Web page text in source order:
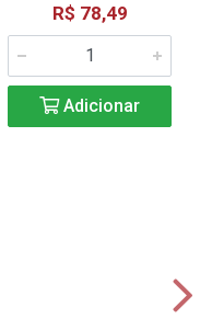
R$ 78,49
Adicionar